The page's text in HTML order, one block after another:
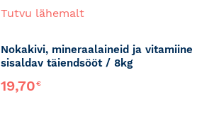
Tutvu lähemalt
Nokakivi, mineraalaineid ja vitamiine
sisaldav täiendsööt / 8kg
19,70€